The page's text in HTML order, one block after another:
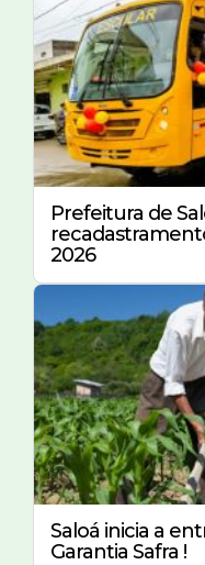
Prefeitura de
2026
Saloá inicia a
Garantia Safra !